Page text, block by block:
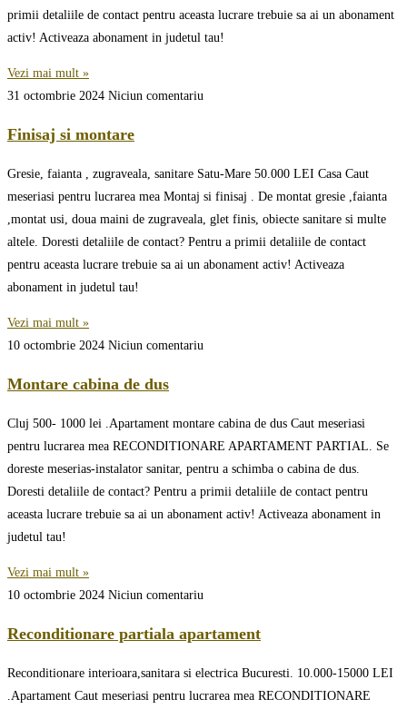
primii detaliile de contact pentru aceasta lucrare trebuie sa ai un abonament
activ! Activeaza abonament in judetul tau!
Vezi mai mult »
31 octombrie 2024 Niciun comentariu
Finisaj si montare
Gresie, faianta , zugraveala, sanitare Satu-Mare 50.000 LEI Casa Caut
meseriasi pentru lucrarea mea Montaj si finisaj . De montat gresie ,faianta
,montat usi, doua maini de zugraveala, glet finis, obiecte sanitare si multe
altele. Doresti detaliile de contact? Pentru a primii detaliile de contact
pentru aceasta lucrare trebuie sa ai un abonament activ! Activeaza
abonament in judetul tau!
Vezi mai mult »
10 octombrie 2024 Niciun comentariu
Montare cabina de dus
Cluj 500- 1000 lei .Apartament montare cabina de dus Caut meseriasi
pentru lucrarea mea RECONDITIONARE APARTAMENT PARTIAL. Se
doreste meserias-instalator sanitar, pentru a schimba o cabina de dus.
Doresti detaliile de contact? Pentru a primii detaliile de contact pentru
aceasta lucrare trebuie sa ai un abonament activ! Activeaza abonament in
judetul tau!
Vezi mai mult »
10 octombrie 2024 Niciun comentariu
Reconditionare partiala apartament
Reconditionare interioara,sanitara si electrica Bucuresti. 10.000-15000 LEI
.Apartament Caut meseriasi pentru lucrarea mea RECONDITIONARE